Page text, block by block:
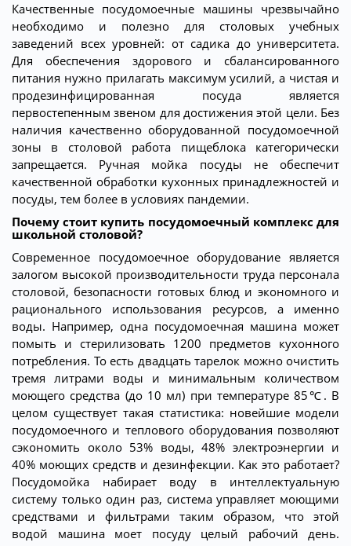
Качественные посудомоечные машины чрезвычайно
необходимо и полезно для столовых учебных
заведений всех уровней: от садика до университета.
Для обеспечения здорового и сбалансированного
питания нужно прилагать максимум усилий, а чистая и
продезинфицированная посуда является
первостепенным звеном для достижения этой цели. Без
наличия качественно оборудованной посудомоечной
зоны в столовой работа пищеблока категорически
запрещается. Ручная мойка посуды не обеспечит
качественной обработки кухонных принадлежностей и
посуды, тем более в условиях пандемии.
Почему стоит купить посудомоечный комплекс для
школьной столовой?
Современное посудомоечное оборудование является
залогом высокой производительности труда персонала
столовой, безопасности готовых блюд и экономного и
рационального использования ресурсов, а именно
воды. Например, одна посудомоечная машина может
помыть и стерилизовать 1200 предметов кухонного
потребления. То есть двадцать тарелок можно очистить
тремя литрами воды и минимальным количеством
моющего средства (до 10 мл) при температуре 85℃. В
целом существует такая статистика: новейшие модели
посудомоечного и теплового оборудования позволяют
сэкономить около 53% воды, 48% электроэнергии и
40% моющих средств и дезинфекции. Как это работает?
Посудомойка набирает воду в интеллектуальную
систему только один раз, система управляет моющими
средствами и фильтрами таким образом, что этой
водой машина моет посуду целый рабочий день.